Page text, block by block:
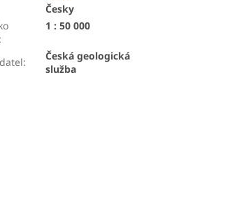
Česky
:
1 : 50 000
:
Česká geologická
služba